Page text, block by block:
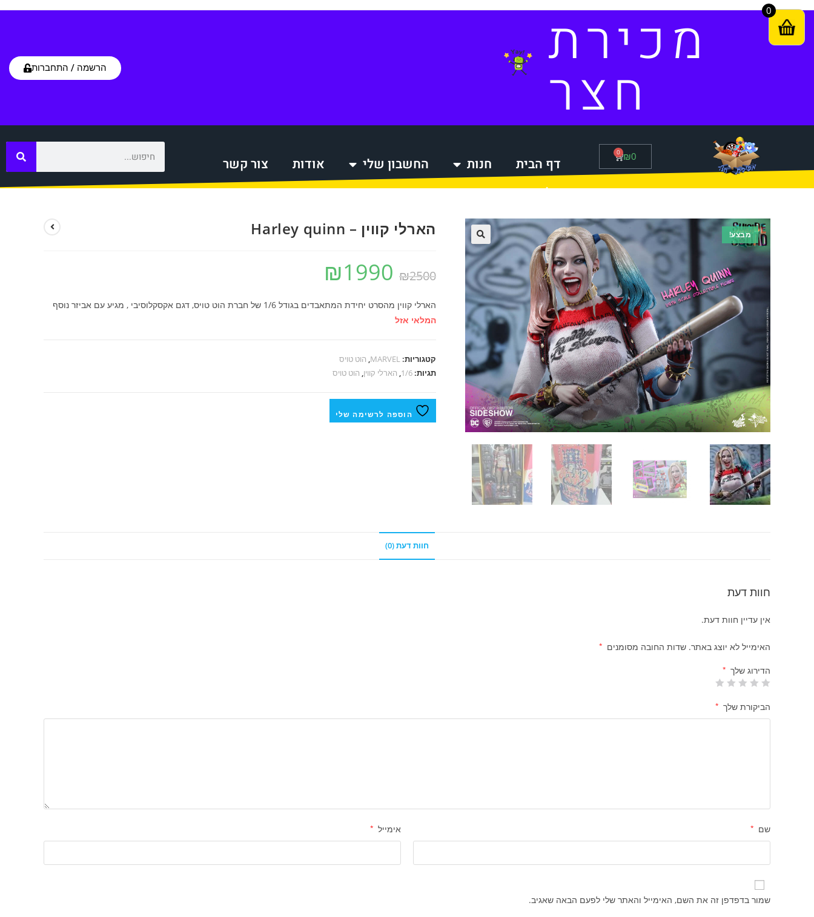
מכירת
חצר הרשמה / התחברות
₪0
0
דף הבית חנות החשבון שלי אודות
צור קשר
סל הקניות
מבצע! הארלי קווין – Harley quinn
₪2500
₪1990
הארלי קווין מהסרט יחידת המתאבדים בגודל 1/6 של חברת הוט טויס, דגם אקסקלוסיבי , מגיע עם אביזר נוסף
המלאי אזל
קטגוריות: MARVEL
, הוט טויס
תגיות: 1/6
, הארלי קווין, הוט טויס
הוספה לרשימה שלי
חוות דעת (0)
חוות דעת
אין עדיין חוות דעת.
האימייל לא יוצג באתר. שדות החובה מסומנים *
הדירוג שלך *
הביקורת שלך *
שם * אימייל *
שמור בדפדפן זה את השם, האימייל והאתר שלי לפעם הבאה שאגיב.
0